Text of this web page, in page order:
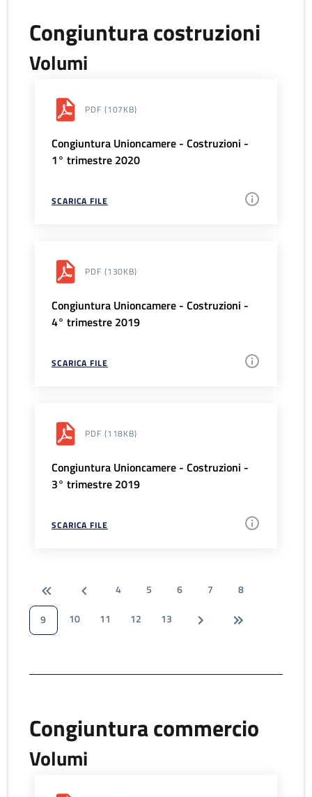
Congiuntura costruzioni
Volumi
PDF (107KB)
Congiuntura Unioncamere - Costruzioni -
1° trimestre 2020
SCARICA FILE
PDF (130KB)
Congiuntura Unioncamere - Costruzioni -
4° trimestre 2019
SCARICA FILE
PDF (118KB)
Congiuntura Unioncamere - Costruzioni -
3° trimestre 2019
SCARICA FILE
4 5 6 7
8
9
10 11 12 13
Congiuntura commercio
Volumi